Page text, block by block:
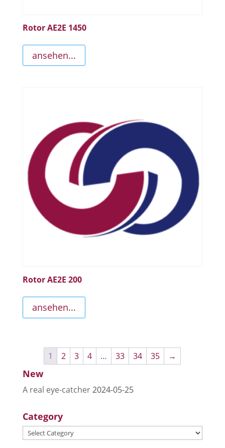
Rotor AE2E 1450
ansehen...
Rotor AE2E 200
ansehen...
1 2 3 4 … 33 34 35 →
New
A real eye-catcher2024-05-25
Category
Category